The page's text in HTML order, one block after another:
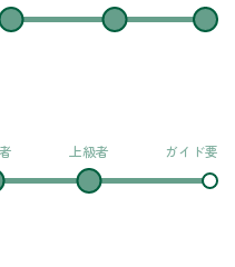
上級者 ガイド要